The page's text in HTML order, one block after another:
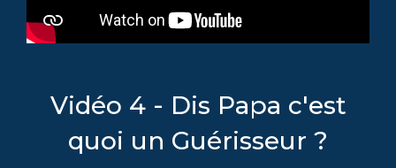
Vidéo 4 - Dis Papa c'est
quoi un Guérisseur ?